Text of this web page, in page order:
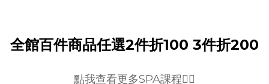
全館百件商品任選2件折100 3件折200
點我查看更多SPA課程👇🏻